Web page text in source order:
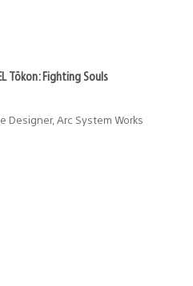
Tōkon: Fighting Souls
Designer, Arc System Works